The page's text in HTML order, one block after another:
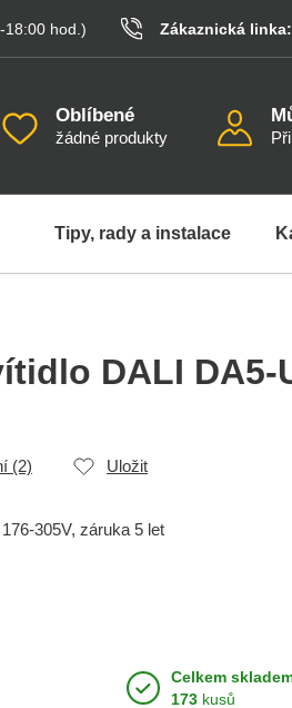
18:00 hod. ) Zákaznická linka:
Oblíbené
žádné produkty
Tipy, rady a instalace
DALI DA5-
(2) Uložit
305V, záruka 5 let
Celkem
173 kusů